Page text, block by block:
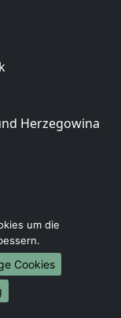
Herzegowina
um die
Cookies